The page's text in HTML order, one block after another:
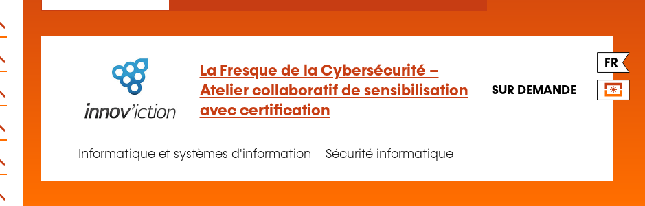
FR
La Fresque de la Cybersécurité –
Atelier collaboratif de sensibilisation
avec certification
SUR DEMANDE
Informatique et systèmes d'information – Sécurité informatique